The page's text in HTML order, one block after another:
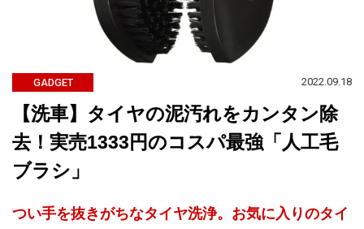
GADGET 2022.09.18
【洗車】タイヤの泥汚れをカンタン除
去！実売1333円のコスパ最強「人工毛
ブラシ」
つい手を抜きがちなタイヤ洗浄。お気に入りのタイ